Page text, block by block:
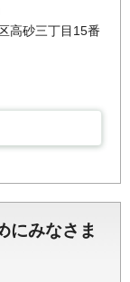
高砂三丁目15番
にみなさま